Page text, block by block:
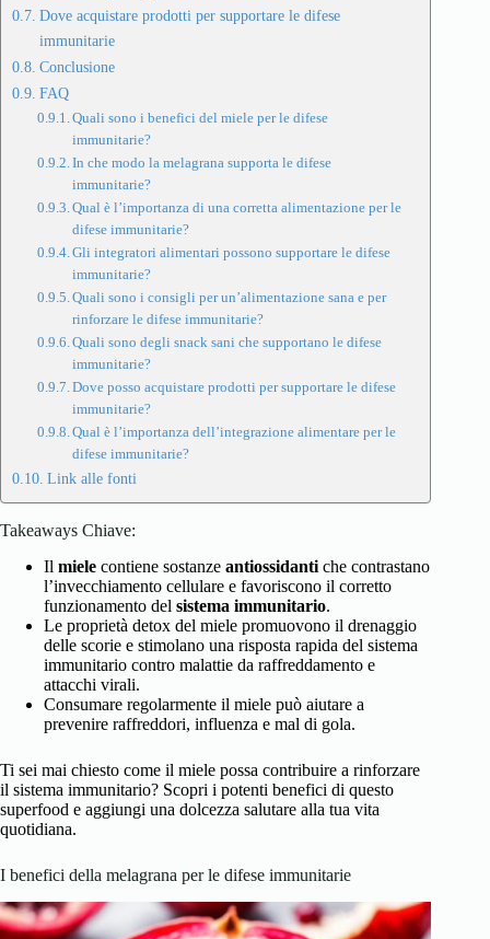
Dove acquistare prodotti per supportare le difese
immunitarie
Conclusione
FAQ
Quali sono i benefici del miele per le difese
immunitarie?
In che modo la melagrana supporta le difese
immunitarie?
Qual è l’importanza di una corretta alimentazione per le
difese immunitarie?
Gli integratori alimentari possono supportare le difese
immunitarie?
Quali sono i consigli per un’alimentazione sana e per
rinforzare le difese immunitarie?
Quali sono degli snack sani che supportano le difese
immunitarie?
Dove posso acquistare prodotti per supportare le difese
immunitarie?
Qual è l’importanza dell’integrazione alimentare per le
difese immunitarie?
Link alle fonti
Takeaways Chiave:
Il miele contiene sostanze antiossidanti che contrastano
l’invecchiamento cellulare e favoriscono il corretto
funzionamento del sistema immunitario.
Le proprietà detox del miele promuovono il drenaggio
delle scorie e stimolano una risposta rapida del sistema
immunitario contro malattie da raffreddamento e
attacchi virali.
Consumare regolarmente il miele può aiutare a
prevenire raffreddori, influenza e mal di gola.
Ti sei mai chiesto come il miele possa contribuire a rinforzare
il sistema immunitario? Scopri i potenti benefici di questo
superfood e aggiungi una dolcezza salutare alla tua vita
quotidiana.
I benefici della melagrana per le difese immunitarie